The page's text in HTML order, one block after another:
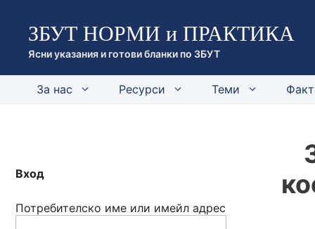
съдържанието
ЗБУТ НОРМИ и ПРАКТИКА
Ясни указания и готови бланки по ЗБУТ
За нас Ресурси Теми
Вход
Потребителско име или имейл адрес